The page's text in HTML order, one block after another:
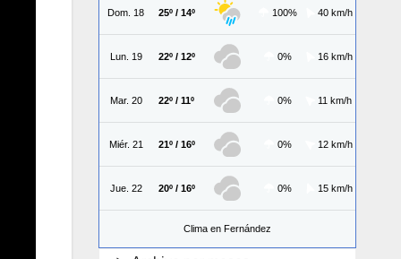
Dom. 18 25º / 14º 100% 40 km/h
Lun. 19 22º / 12º 0% 16 km/h
Mar. 20 22º / 11º 0% 11 km/h
Miér. 21 21º / 16º 0% 12 km/h
Jue. 22 20º / 16º 0% 15 km/h
Clima en Fernández